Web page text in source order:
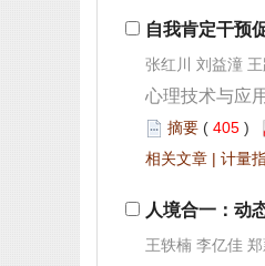
405 )
|